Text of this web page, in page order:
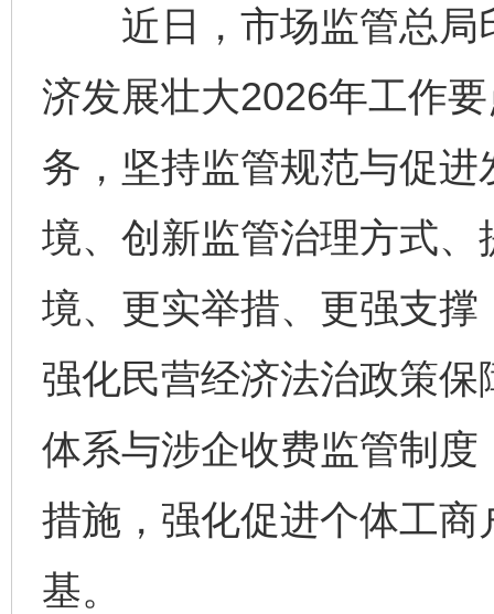
近日，市场监管总局
济发展壮大2026年工作
务，坚持监管规范与促
境、创新监管治理方式
境、更实举措、更强支
强化民营经济法治政策
体系与涉企收费监管制
措施，强化促进个体工
基。